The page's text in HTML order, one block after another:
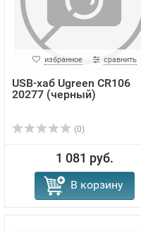
избранное сравнить
USB-хаб Ugreen CR106
20277 (черный)
(0)
1 081 руб.
В корзину